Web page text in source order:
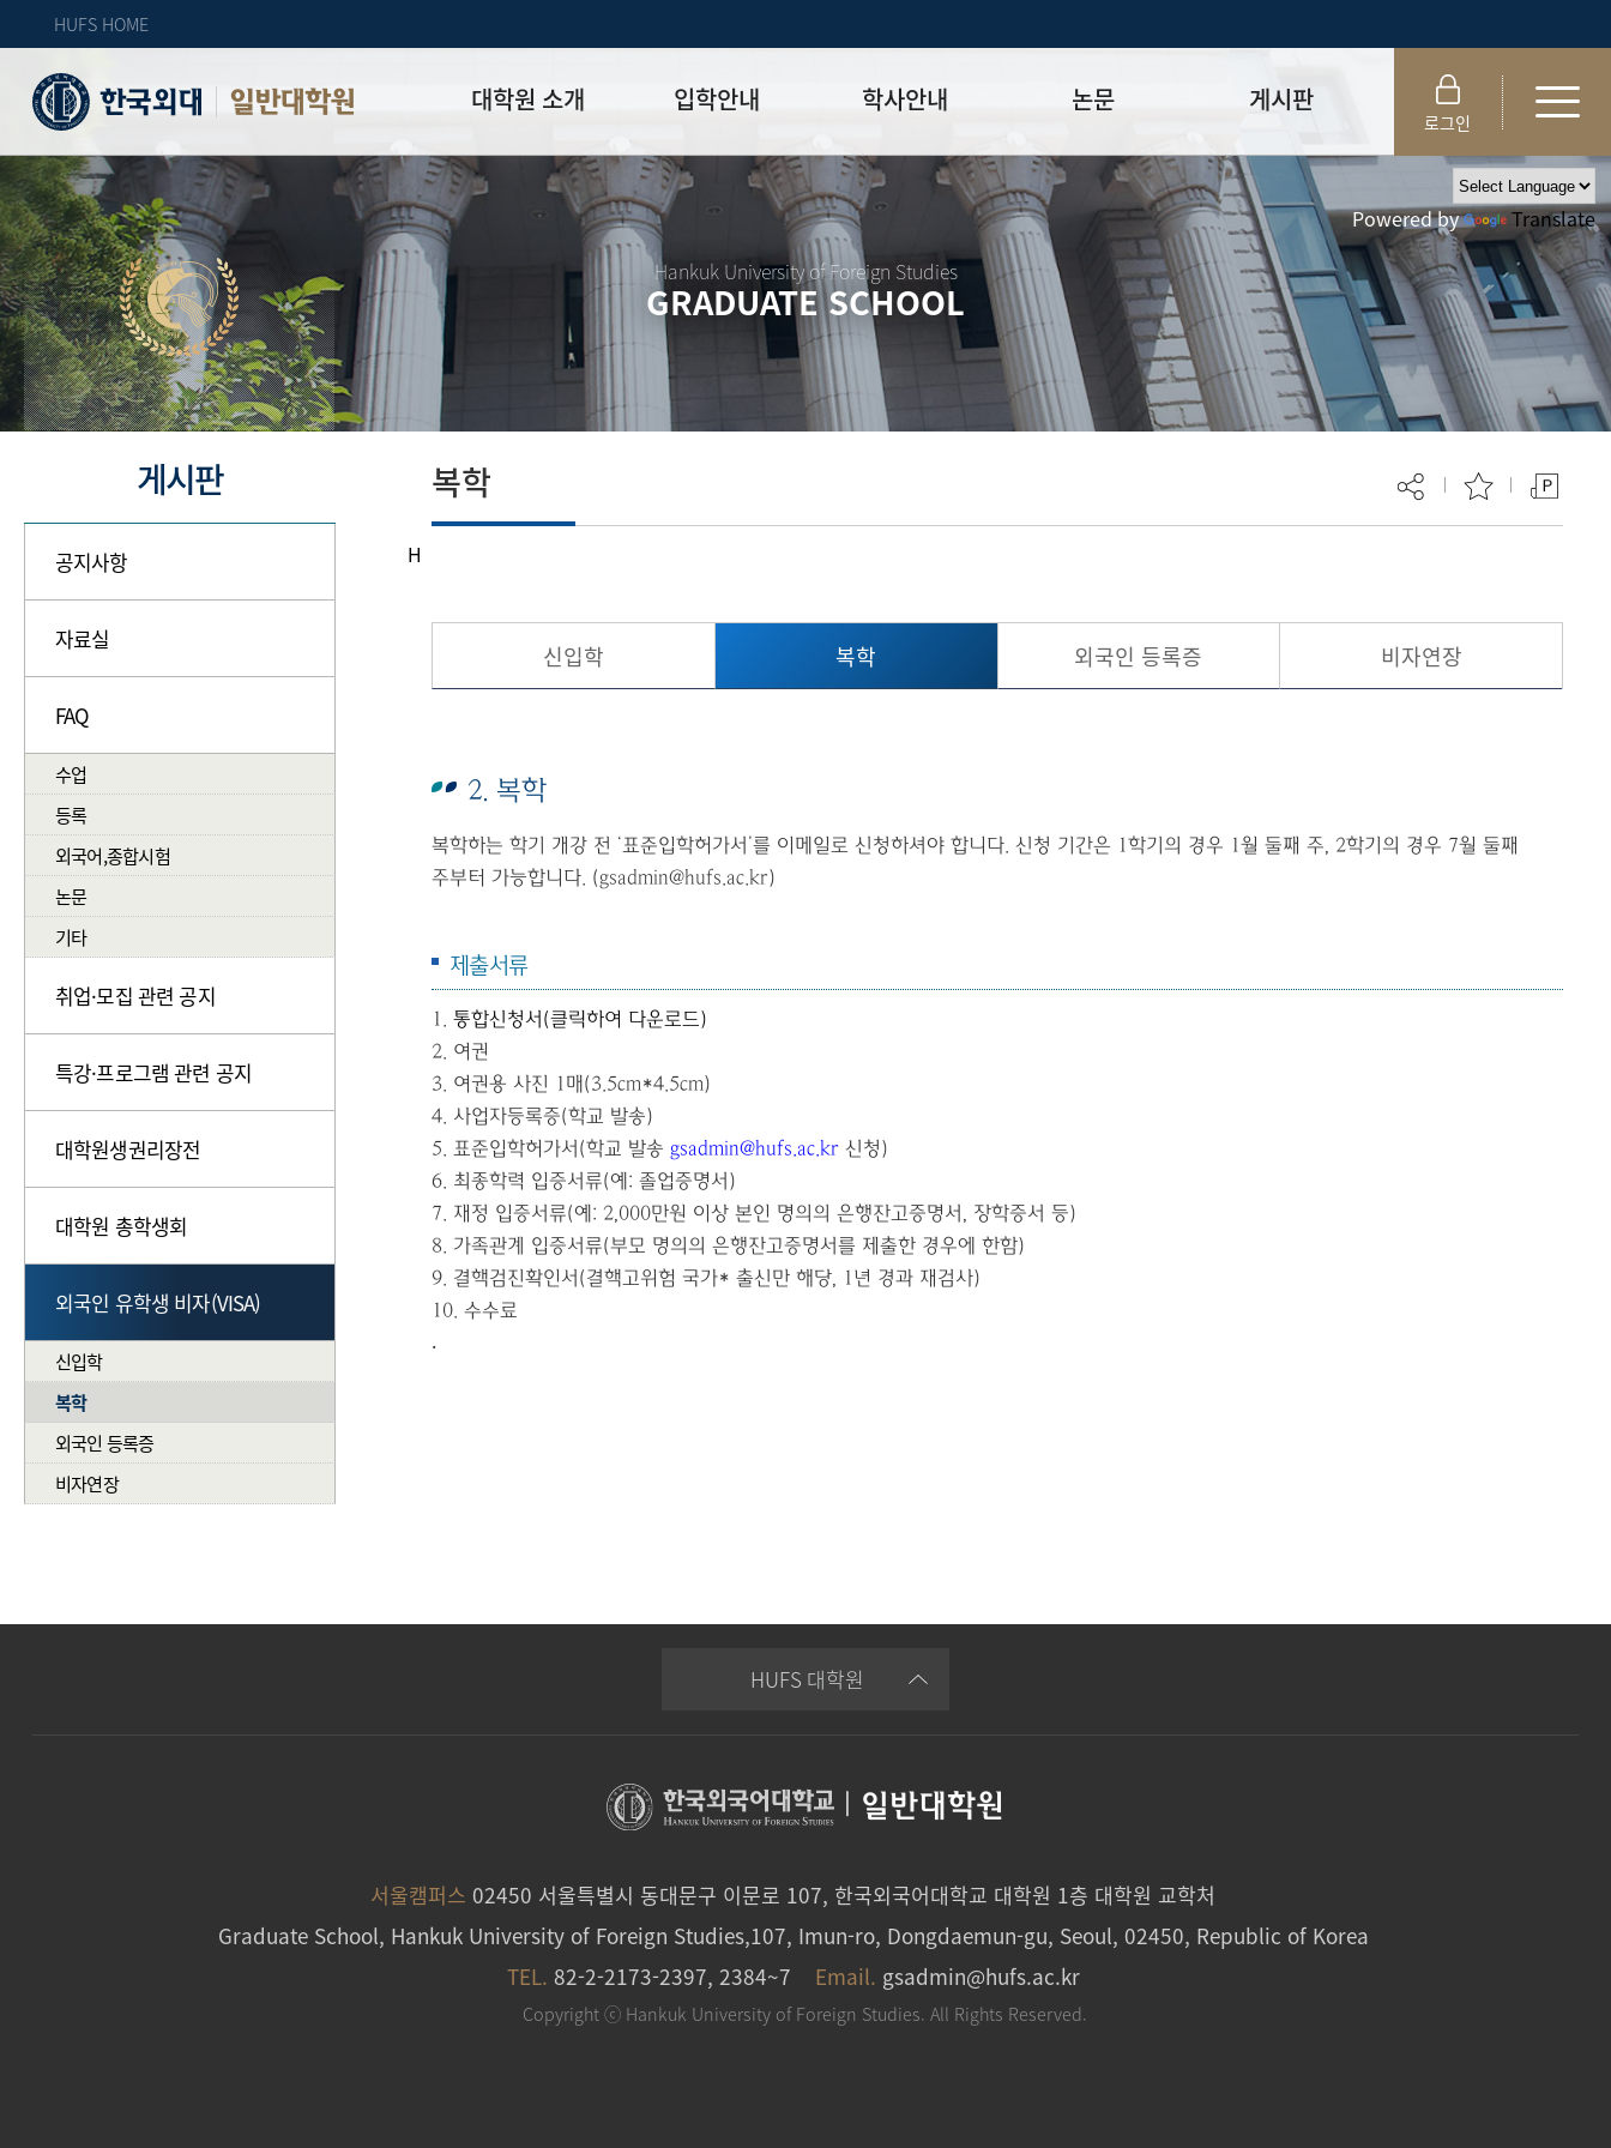
HUFS HOME
일반대학원 대학원 소개
원장인사
연혁
주임교수 연락처
자체 평가
입학안내
모집일정
모집요강
입시 공지사항
학부-대학원 연계과정
석·박사 통합 학위과정
박사후 연구과정
학사안내
학사일정표
강의시간표
수업
학적
장학
외국어시험
종합시험
제 규정
논문
학위논문제출 절차/자격
논문작성법 및 템플릿
양식함
논문지도_
학위논문제안심사
연구윤리교육 이수 안내
연구윤리위원회 규정
연구윤리 지침서
게시판
공지사항
자료실
FAQ
취업·모집 관련 공지
특강·프로그램 관련 공지
대학원생권리장전
대학원 총학생회
외국인 유학생 비자(VISA)
로그인
Hankuk University of Foreign Studies
GRADUATE SCHOOL
Powered by Translate
게시판
공지사항
자료실
FAQ
수업
등록
외국어,종합시험
논문
기타
취업·모집 관련 공지
특강·프로그램 관련 공지
대학원생권리장전
대학원 총학생회
외국인 유학생 비자(VISA)
신입학
복학
외국인 등록증
비자연장
H
복학
신입학 복학 외국인 등록증 비자연장
2. 복학
복학하는 학기 개강 전 ‘표준입학허가서’를 이메일로 신청하셔야 합니다. 신청 기간은 1학기의 경우 1월 둘째 주, 2학기의 경우 7월 둘째
주부터 가능합니다. (gsadmin@hufs.ac.kr)
제출서류
1. 통합신청서 (클릭하여 다운로드)
2. 여권
3. 여권용 사진 1매(3.5cm*4.5cm)
4. 사업자등록증(학교 발송)
5. 표준입학허가서 (학교 발송 gsadmin@hufs.ac.kr 신청)
6. 최종학력 입증서류(예: 졸업증명서 )
7. 재정 입증서류(예: 2,000만원 이상 본인 명의의 은행잔고증명서 , 장학증서 등)
8. 가족관계 입증서류(부모 명의의 은행잔고증명서를 제출한 경우에 한함)
9. 결핵검진확인서 (결핵고위험 국가* 출신만 해당, 1년 경과 재검사)
10. 수수료
.
HUFS 대학원
| 일반대학원
서울캠퍼스 02450 서울특별시 동대문구 이문로 107, 한국외국어대학교 대학원 1층 대학원 교학처
Graduate School, Hankuk University of Foreign Studies,107, Imun-ro, Dongdaemun-gu, Seoul, 02450, Republic of Korea
TEL. 82-2-2173-2397, 2384~7 Email. gsadmin@hufs.ac.kr
Copyright ⓒ Hankuk University of Foreign Studies. All Rights Reserved.